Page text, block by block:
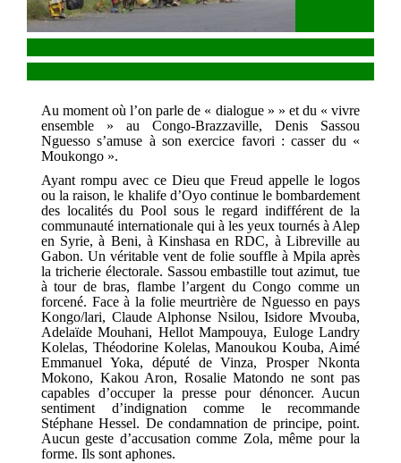
Au moment où l’on parle de « dialogue » » et du « vivre
ensemble » au Congo-Brazzaville, Denis Sassou
Nguesso s’amuse à son exercice favori : casser du «
Moukongo ».
Ayant rompu avec ce Dieu que Freud appelle le logos
ou la raison, le khalife d’Oyo continue le bombardement
des localités du Pool sous le regard indifférent de la
communauté internationale qui à les yeux tournés à Alep
en Syrie, à Beni, à Kinshasa en RDC, à Libreville au
Gabon. Un véritable vent de folie souffle à Mpila après
la tricherie électorale. Sassou embastille tout azimut, tue
à tour de bras, flambe l’argent du Congo comme un
forcené. Face à la folie meurtrière de Nguesso en pays
Kongo/lari, Claude Alphonse Nsilou, Isidore Mvouba,
Adelaïde Mouhani, Hellot Mampouya, Euloge Landry
Kolelas, Théodorine Kolelas, Manoukou Kouba, Aimé
Emmanuel Yoka, député de Vinza, Prosper Nkonta
Mokono, Kakou Aron, Rosalie Matondo ne sont pas
capables d’occuper la presse pour dénoncer. Aucun
sentiment d’indignation comme le recommande
Stéphane Hessel. De condamnation de principe, point.
Aucun geste d’accusation comme Zola, même pour la
forme. Ils sont aphones.